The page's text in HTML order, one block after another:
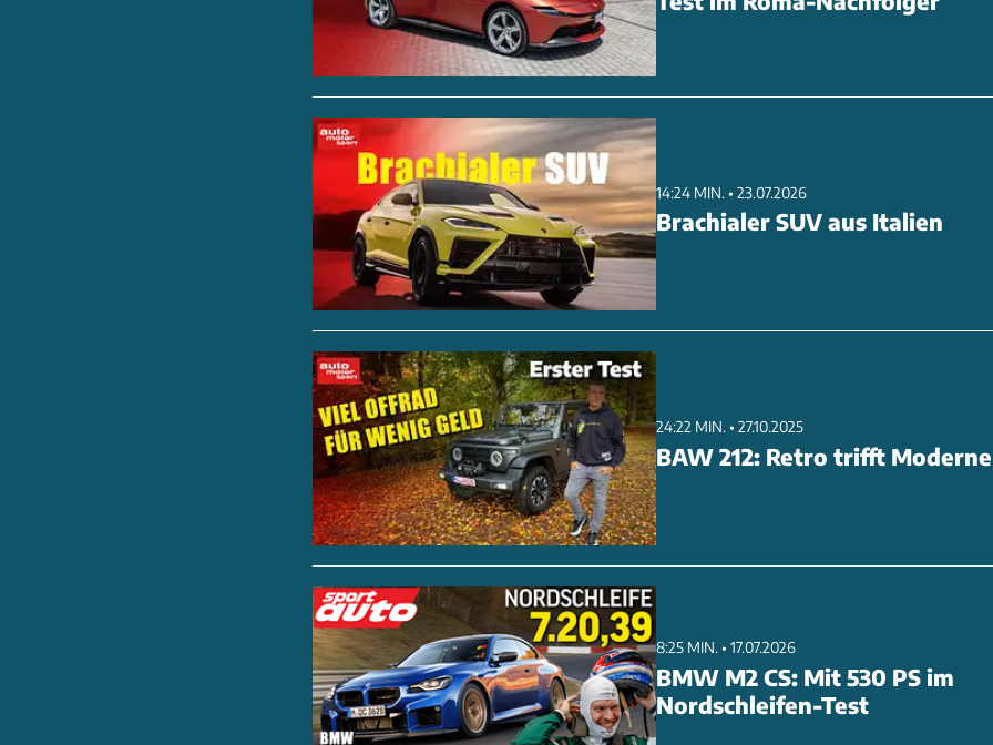
dieses Fahrzeugs und sehen Sie sich das Video an.
14:24 MIN. • 23.07.2026
Brachialer SUV aus Italien
24:22 MIN. • 27.10.2025
BAW 212: Retro trifft Moderne
8:25 MIN. • 17.07.2026
BMW M2 CS: Mit 530 PS im
Nordschleifen-Test